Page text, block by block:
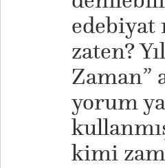
zaten?
Zaman”
yorum
kimi